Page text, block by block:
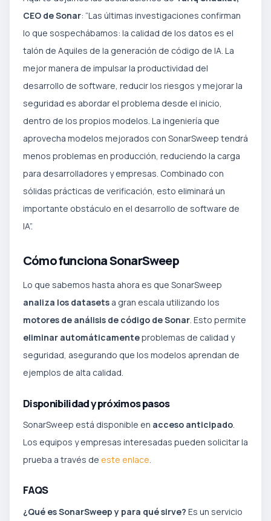
CEO de Sonar: “Las últimas investigaciones confirman
lo que sospechábamos: la calidad de los datos es el
talón de Aquiles de la generación de código de IA. La
mejor manera de impulsar la productividad del
desarrollo de software, reducir los riesgos y mejorar la
seguridad es abordar el problema desde el inicio,
dentro de los propios modelos. La ingeniería que
aprovecha modelos mejorados con SonarSweep tendrá
menos problemas en producción, reduciendo la carga
para desarrolladores y empresas. Combinado con
sólidas prácticas de verificación, esto eliminará un
importante obstáculo en el desarrollo de software de
IA”.
Cómo funciona SonarSweep
Lo que sabemos hasta ahora es que SonarSweep
analiza los datasets a gran escala utilizando los
motores de análisis de código de Sonar. Esto permite
eliminar automáticamenteproblemas de calidad y
seguridad, asegurando que los modelos aprendan de
ejemplos de alta calidad.
Disponibilidad y próximos pasos
SonarSweep está disponible en acceso anticipado.
Los equipos y empresas interesadas pueden solicitar la
prueba a través de este enlace.
FAQS
¿Qué es SonarSweep y para qué sirve? Es un servicio